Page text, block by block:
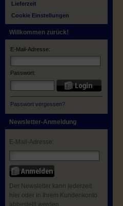
Lieferzeit
Cookie Einstellungen
Willkommen zurück!
E-Mail-Adresse:
Passwort:
Passwort vergessen?
Newsletter-Anmeldung
E-Mail-Adresse:
Der Newsletter kann jederzeit
hier oder in Ihrem Kundenkonto
abbestellt werden.